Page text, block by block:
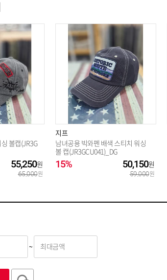
볼캡(JR3G
55,250
65,000
지프
남녀공용 빅와펜 배색 스티치 워싱
볼 캡(JR3GCU041)_DG
15% 50,150
59,000
~ 최대금액